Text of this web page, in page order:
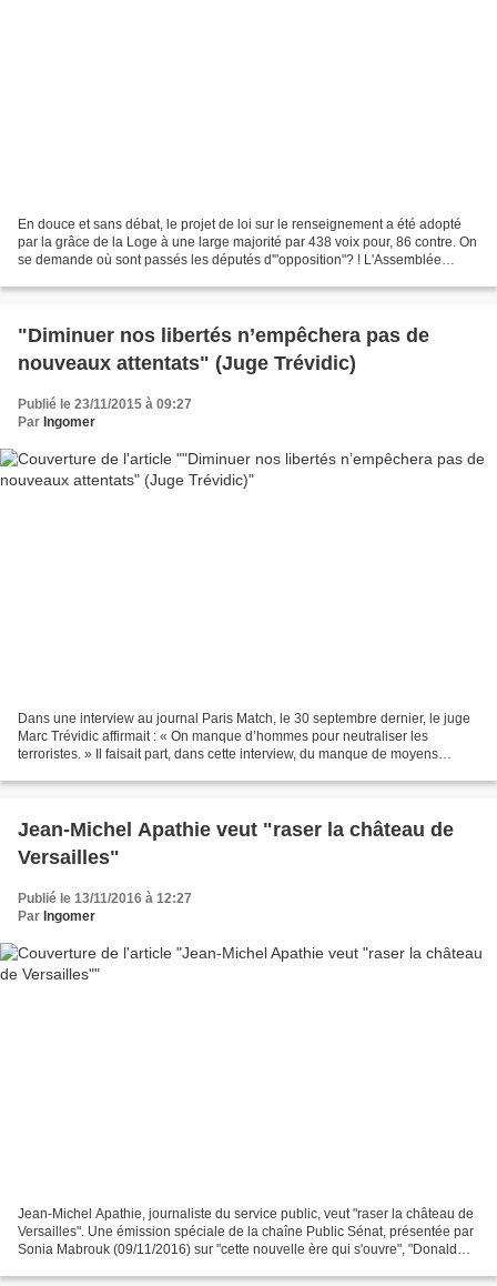
En douce et sans débat, le projet de loi sur le renseignement a été adopté
par la grâce de la Loge à une large majorité par 438 voix pour, 86 contre. On
se demande où sont passés les députés d'"opposition"? ! L'Assemblée
"Diminuer nos libertés n’empêchera pas de
nouveaux attentats" (Juge Trévidic)
Publié le 23/11/2015 à 09:27
Par Ingomer
Dans une interview au journal Paris Match, le 30 septembre dernier, le juge
Marc Trévidic affirmait : « On manque d’hommes pour neutraliser les
terroristes. » Il faisait part, dans cette interview, du manque de moyens
Jean-Michel Apathie veut "raser la château de
Versailles"
Publié le 13/11/2016 à 12:27
Par Ingomer
Jean-Michel Apathie, journaliste du service public, veut "raser la château de
Versailles". Une émission spéciale de la chaîne Public Sénat, présentée par
Sonia Mabrouk (09/11/2016) sur "cette nouvelle ère qui s'ouvre", "Donald